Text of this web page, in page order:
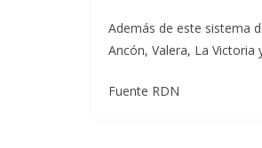
Además de este sistema
Ancón, Valera, La
Fuente RDN